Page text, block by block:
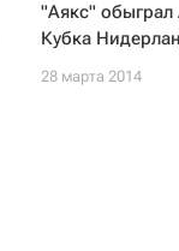
"Аякс"
Кубка
28 марта 2014